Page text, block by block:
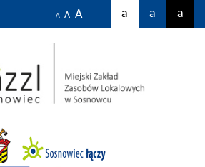
A A A a a a